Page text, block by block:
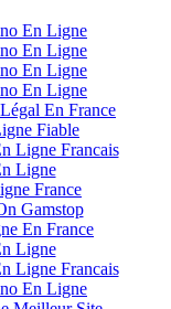
En Ligne
En Ligne
En Ligne
En Ligne
En France
Fiable
Ligne Francais
Ligne
France
Gamstop
En France
Ligne
Ligne Francais
En Ligne